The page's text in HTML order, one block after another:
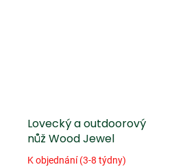
Lovecký a outdoorový
nůž Wood Jewel
K objednání (3-8 týdny)